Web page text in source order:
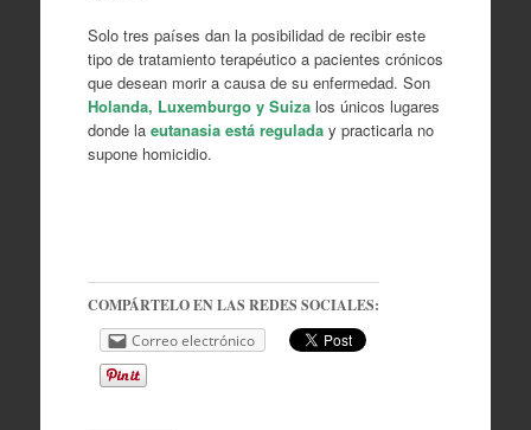
Solo tres países dan la posibilidad de recibir este
tipo de tratamiento terapéutico a pacientes crónicos
que desean morir a causa de su enfermedad. Son
Holanda, Luxemburgo y Suiza los únicos lugares
donde la eutanasia está reguladay practicarla no
supone homicidio.
COMPÁRTELO EN LAS REDES SOCIALES:
Correo electrónico